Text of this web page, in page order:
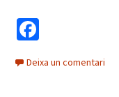
b
Deixa un comentari